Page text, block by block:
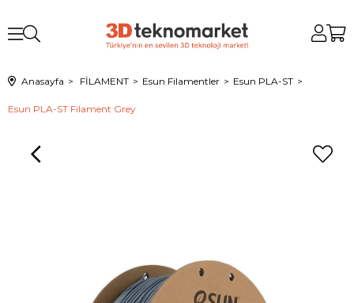
Anasayfa FİLAMENT Esun Filamentler Esun PLA-ST
Esun PLA-ST Filament Grey